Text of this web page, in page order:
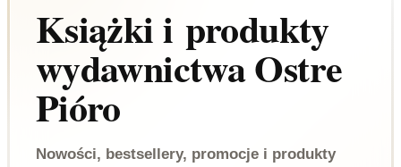
Książki i produkty
wydawnictwa Ostre
Pióro
Nowości, bestsellery, promocje i produkty